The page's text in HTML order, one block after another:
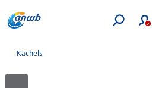
Kachels